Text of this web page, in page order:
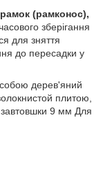
(рамконос),
зберігання
для зняття
до пересадки у
дерев'яний
плитою,
завтовшки 9 мм Для